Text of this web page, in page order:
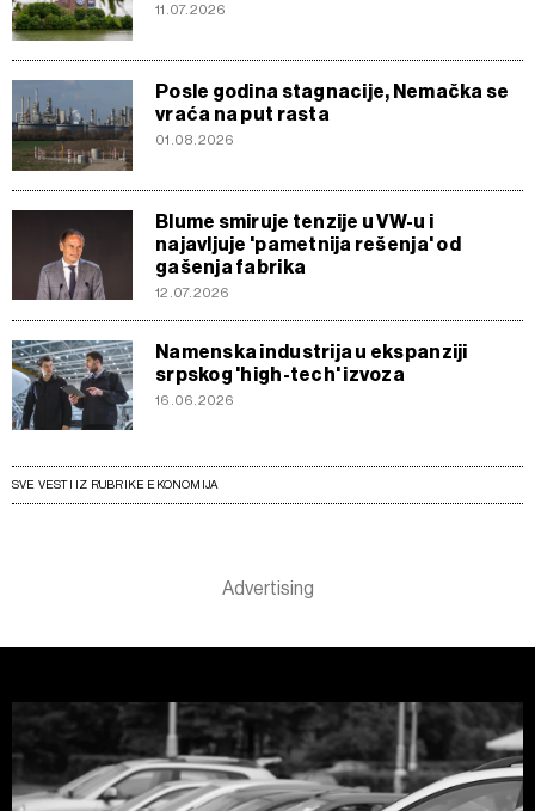
11.07.2026
Posle godina stagnacije, Nemačka se
vraća na put rasta
01.08.2026
Blume smiruje tenzije u VW-u i
najavljuje 'pametnija rešenja' od
gašenja fabrika
12.07.2026
Namenska industrija u ekspanziji
srpskog 'high-tech' izvoza
16.06.2026
SVE VESTI IZ RUBRIKE EKONOMIJA